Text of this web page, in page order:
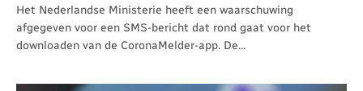
Het Nederlandse Ministerie heeft een waarschuwing
afgegeven voor een SMS-bericht dat rond gaat voor het
downloaden van de CoronaMelder-app. De…